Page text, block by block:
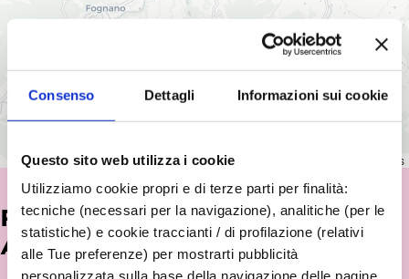
Consenso Dettagli Informazioni sui cookie
Questo sito web utilizza i cookie
Utilizziamo cookie propri e di terze parti per finalità:
tecniche (necessari per la navigazione), analitiche (per le
statistiche) e cookie traccianti / di profilazione (relativi
alle Tue preferenze) per mostrarti pubblicità
personalizzata sulla base della navigazione delle pagine
Leaflet contributors
POTREBBE INTERESSARTI
ANCHE...